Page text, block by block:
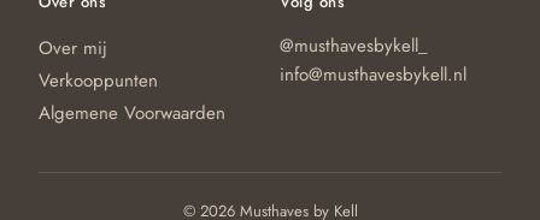
Over mij
Verkooppunten
Algemene Voorwaarden
@musthavesbykell_
info@musthavesbykell.nl
© 2026 Musthaves by Kell